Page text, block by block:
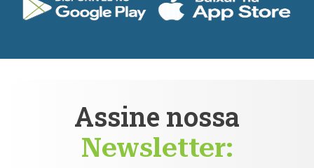
Assine nossa
Newsletter: